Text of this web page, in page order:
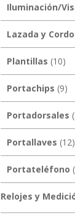
Iluminación/
Lazada y
Plantillas (10)
Portachips (9)
Portadorsales
Portallaves (12)
Portateléfono
Relojes y